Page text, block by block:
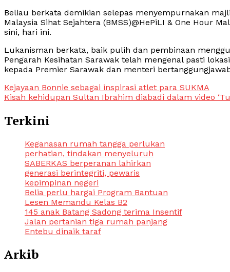
Beliau berkata demikian selepas menyempurnakan
Malaysia Sihat Sejahtera (BMSS)@HePiLI & One Hour
sini, hari ini.
Lukanisman berkata, baik pulih dan pembinaan
Pengarah Kesihatan Sarawak telah mengenal pasti
kepada Premier Sarawak dan menteri
Post
navigation
Kejayaan Bonnie sebagai inspirasi atlet para SUKMA
Kisah kehidupan Sultan Ibrahim diabadi dalam video
Terkini
Keganasan rumah tangga perlukan
perhatian, tindakan menyeluruh
SABERKAS berperanan lahirkan
generasi berintegriti, pewaris
kepimpinan negeri
Belia perlu hargai Program Bantuan
Lesen Memandu Kelas B2
145 anak Batang Sadong terima Insentif
Jalan pertanian tiga rumah panjang
Entebu dinaik taraf
Arkib